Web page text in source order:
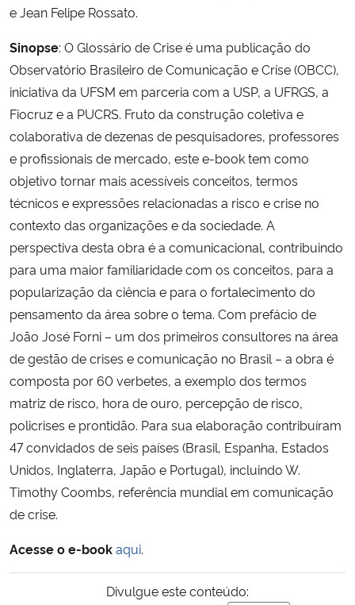
e Jean Felipe Rossato.
Sinopse: O Glossário de Crise é uma publicação do
Observatório Brasileiro de Comunicação e Crise (OBCC),
iniciativa da UFSM em parceria com a USP, a UFRGS, a
Fiocruz e a PUCRS. Fruto da construção coletiva e
colaborativa de dezenas de pesquisadores, professores
e profissionais de mercado, este e-book tem como
objetivo tornar mais acessíveis conceitos, termos
técnicos e expressões relacionadas a risco e crise no
contexto das organizações e da sociedade. A
perspectiva desta obra é a comunicacional, contribuindo
para uma maior familiaridade com os conceitos, para a
popularização da ciência e para o fortalecimento do
pensamento da área sobre o tema. Com prefácio de
João José Forni – um dos primeiros consultores na área
de gestão de crises e comunicação no Brasil – a obra é
composta por 60 verbetes, a exemplo dos termos
matriz de risco, hora de ouro, percepção de risco,
policrises e prontidão. Para sua elaboração contribuíram
47 convidados de seis países (Brasil, Espanha, Estados
Unidos, Inglaterra, Japão e Portugal), incluindo W.
Timothy Coombs, referência mundial em comunicação
de crise.
Acesse o e-bookaqui.
Divulgue este conteúdo: